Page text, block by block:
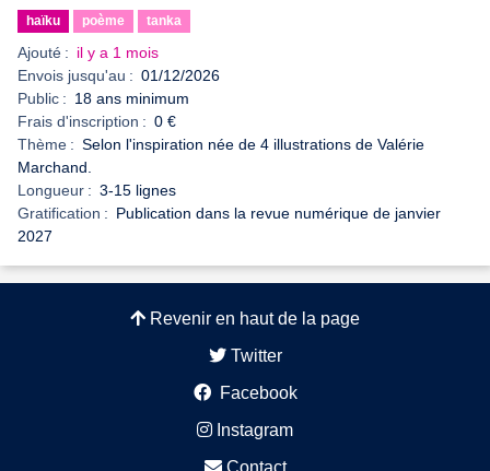
haïku poème tanka
Ajouté : il y a 1 mois
Envois jusqu'au : 01/12/2026
Public : 18 ans minimum
Frais d'inscription : 0 €
Thème : Selon l'inspiration née de 4 illustrations de Valérie
Marchand.
Longueur : 3-15 lignes
Gratification : Publication dans la revue numérique de janvier
2027
Revenir en haut de la page
Twitter
Facebook
Instagram
Contact